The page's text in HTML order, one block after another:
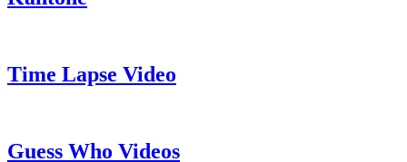
Time Lapse Video
Guess Who Videos